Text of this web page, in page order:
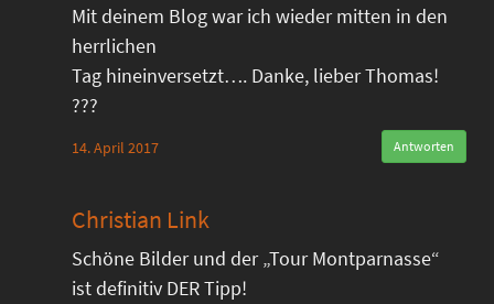
Mit deinem Blog war ich wieder mitten in den
herrlichen
Tag hineinversetzt…. Danke, lieber Thomas!
???
14. April 2017 Antworten
Christian Link
Schöne Bilder und der „Tour Montparnasse“
ist definitiv DER Tipp!